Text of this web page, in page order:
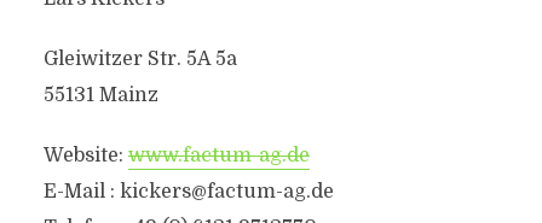
Gleiwitzer Str. 5A 5a
55131 Mainz
Website:www.factum-ag.de
E-Mail : kickers@factum-ag.de